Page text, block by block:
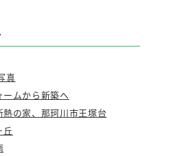
真
ムから新築へ
熱の家、那珂川市王塚台
丘